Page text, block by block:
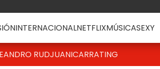
INTERNACIONALNETFLIXMÚSICASEXY
RUDJUANICARRATING